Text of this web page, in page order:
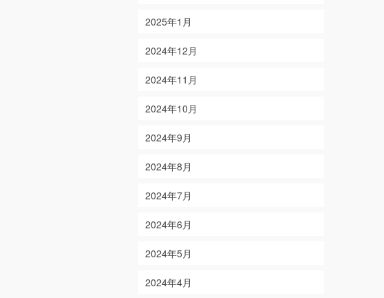
2025年1月
2024年12月
2024年11月
2024年10月
2024年9月
2024年8月
2024年7月
2024年6月
2024年5月
2024年4月